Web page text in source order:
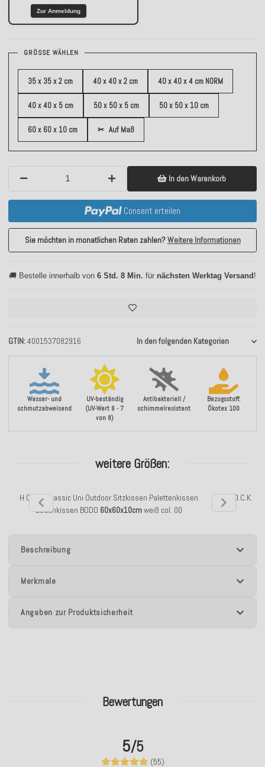
Wasser- und
schmutzabweisend
UV-beständig
(UV-Wert 6 - 7
von 8)
Antibakteriell /
schimmelresistent
Bezugsstoff:
Ökotex 100
GTIN 4001537082916 In den folgenden Kategorien
Zur Anmeldung
GRÖSSE WÄHLEN
35 x 35 x 2 cm 40 x 40 x 2 cm 40 x 40 x 4 cm NORM
40 x 40 x 5 cm 50 x 50 x 5 cm 50 x 50 x 10 cm
60 x 60 x 10 cm ✂ Auf Maß
In den Warenkorb
Consent erteilen
Sie möchten in monatlichen Raten zahlen?Weitere Informationen
🚚 Bestelle innerhalb von 6 Std. 8 Min. für nächsten Werktag Versand!
weitere Größen:
H.O.C.K. Classic Uni Outdoor Sitzkissen Palettenkissen
Bodenkissen BODO 60x60x10cmweiß col. 00
H.O.C.K.
Beschreibung
Merkmale
Angaben zur Produktsicherheit
Bewertungen
5/5
(55)